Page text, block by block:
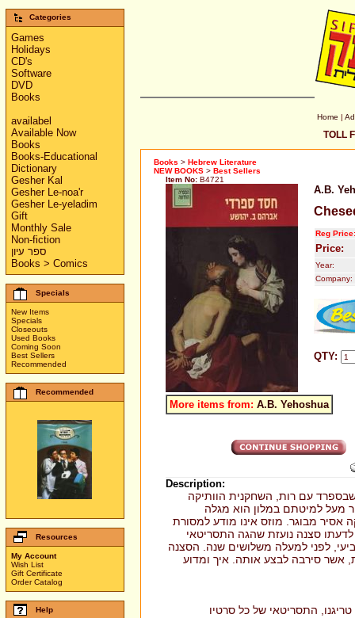
Categories
Games
Holidays
CD's
Software
DVD
Books
availabel
Available Now
Books
Books-Educational
Dictionary
Gesher Kal
Gesher Le-noa'r
Gesher Le-yeladim
Gift
Monthly Sale
Non-fiction
ספר עיון
Books > Comics
Specials
New Items
Specials
Closeouts
Used Books
Coming Soon
Best Sellers
Recommended
Recommended
Resources
My Account
Wish List
Gift Certificate
Order Catalog
Help
Home |
TOLL
Books > Hebrew Literature
NEW BOOKS > Best Sellers
Item No: B4721
A.B.
Reg Price:
Price:
Year:
Company:
QTY:
More items from: A.B. Yehoshua
Description:
שבספרד עם רות, השחקנית הוותיקה
מעל למיטתם במלון הוא מגלה
אסיר מבוגר. מוזס אינו מודע למסורת
סצנה נועזת שהגה התסריטאי
לפני למעלה משלושים שנה. הסצנה
אשר סירבה לבצע אותה. איך ומדוע
התסריטאי של כל סרטיו